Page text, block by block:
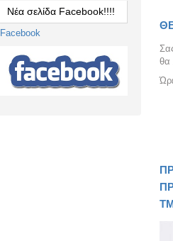
Νέα σελίδα Facebook!!!!
Facebook
θα